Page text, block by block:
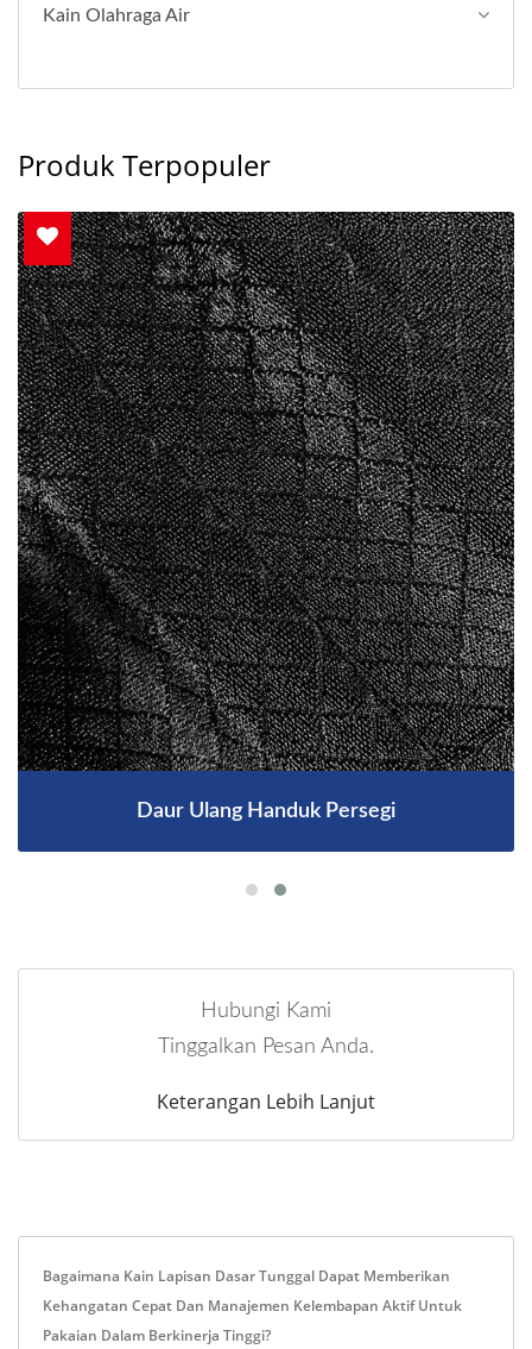
Kain Olahraga Air
Produk Terpopuler
Daur Ulang Handuk Persegi
Hubungi Kami
Tinggalkan Pesan Anda.
Keterangan Lebih Lanjut
Bagaimana Kain Lapisan Dasar Tunggal Dapat Memberikan
Kehangatan Cepat Dan Manajemen Kelembapan Aktif Untuk
Pakaian Dalam Berkinerja Tinggi?